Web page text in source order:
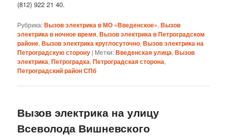
(812) 922 21 40.
Рубрика:Вызов электрика в МО «Введенское»,Вызов
электрика в ночное время,Вызов электрика в Петроградском
районе,Вызов электрика круглосуточно,Вызов электрика на
Петроградскую сторону | Метки:Введенская улица,Вызов
электрика,Петроградка,Петроградская сторона,
Петроградский район СПб
Вызов электрика на улицу
Всеволода Вишневского